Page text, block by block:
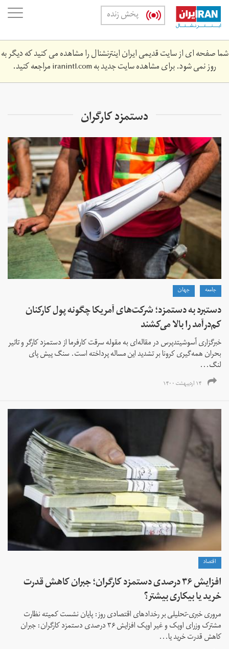
Skip
main
content
پخش زنده
شما صفحه ای از سایت قدیمی ایران اینترنشنال را مشاهده می کنید که دیگر به
روز نمی شود. برای مشاهده سایت جدید بهiranintl.comمراجعه کنید.
دستمزد کارگران
جامعه جهان
دستبرد به دستمزد؛ شرکت‌های آمریکا چگونه پول کارکنان
کم‌درآمد را بالا می‌کشند
خبرگزاری آسوشیتدپرس در مقاله‌ای به مقوله سرقت کارفرما از دستمزد کارگر و تاثیر
بحران همه‌گیری کرونا بر تشدید این مساله پرداخته است. سنگ پیش پای
لنگ...
۱۴ اردیبهشت ۱۴۰۰
اقتصاد
افزایش ۳۶ درصدی دستمزد کارگران؛ جبران کاهش قدرت
خرید یا بیکاری بیشتر؟
مروری خبری-تحلیلی بر رخدادهای اقتصادی روز: پایان نشست کمیته نظارت
مشترک وزرای اوپک و غیر اوپک افزایش ۳۶ درصدی دستمزد کارگران: جبران
کاهش قدرت خرید یا...